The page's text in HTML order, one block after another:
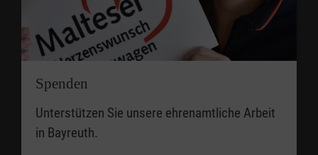
Spenden
Unterstützen Sie unsere ehrenamtliche Arbeit
in Bayreuth.